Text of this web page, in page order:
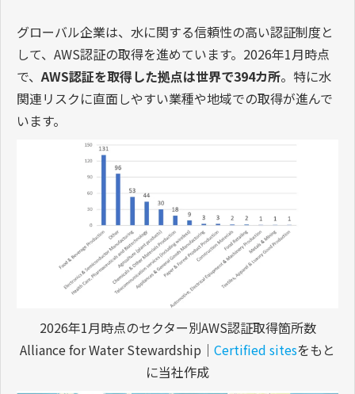
グローバル企業は、水に関する信頼性の高い認証制度と
して、AWS認証の取得を進めています。2026年1月時点
で、AWS認証を取得した拠点は世界で394カ所。特に水
関連リスクに直面しやすい業種や地域での取得が進んで
います。
2026年1月時点のセクター別AWS認証取得箇所数
Alliance for Water Stewardship｜ Certified sitesをもと
に当社作成